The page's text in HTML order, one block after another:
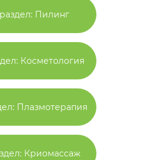
Пилинг
Косметология
Плазмотерапия
Криомассаж